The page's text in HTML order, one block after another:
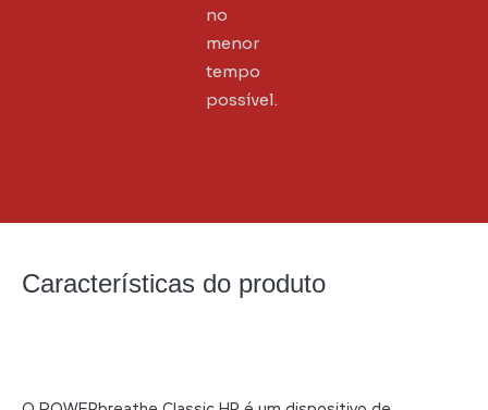
no
menor
tempo
possível.
Características do produto